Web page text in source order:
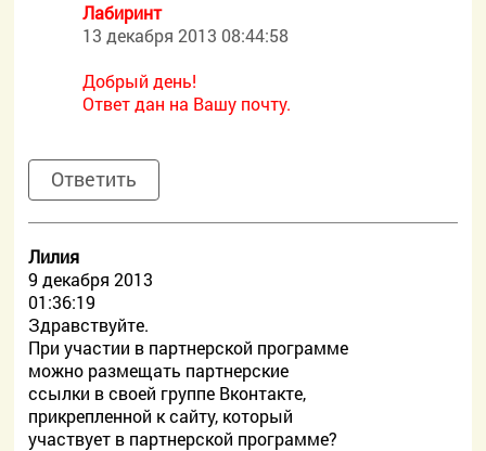
Лабиринт
13 декабря 2013 08:44:58
Добрый день!
Ответ дан на Вашу почту.
Ответить
Лилия
9 декабря 2013
01:36:19
Здравствуйте.
При участии в партнерской программе
можно размещать партнерские
ссылки в своей группе Вконтакте,
прикрепленной к сайту, который
участвует в партнерской программе?